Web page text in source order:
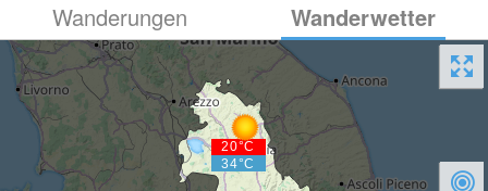
Wanderungen Wanderwetter